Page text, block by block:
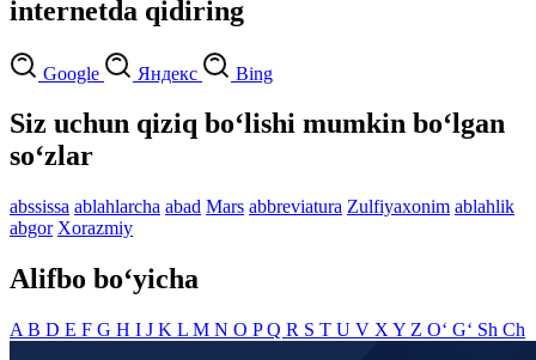
internetda qidiring
Google Яндекс Bing
Siz uchun qiziq bo‘lishi mumkin bo‘lgan
so‘zlar
abssissa ablahlarcha abad Mars abbreviatura Zulfiyaxonim ablahlik
abgor Xorazmiy
Alifbo bo‘yicha
A B D E F G H I J K L M N O PQ R S T U V X Y Z O‘ G‘ Sh Ch